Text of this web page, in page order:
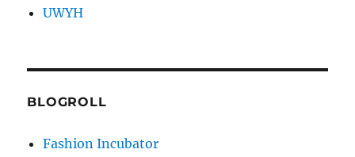
UWYH
BLOGROLL
Fashion Incubator